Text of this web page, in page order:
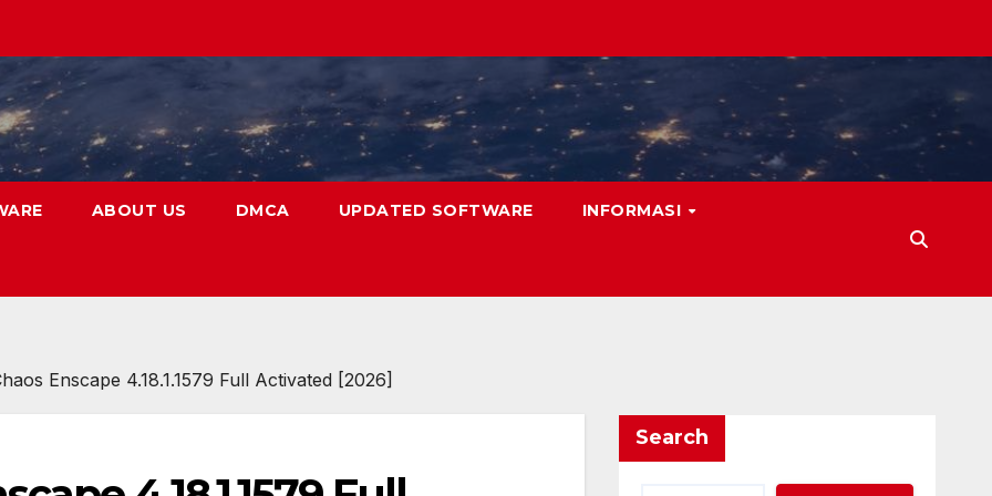
ABOUT US DMCA UPDATED SOFTWARE INFORMASI
Enscape 4.18.1.1579 Full Activated [2026]
Search